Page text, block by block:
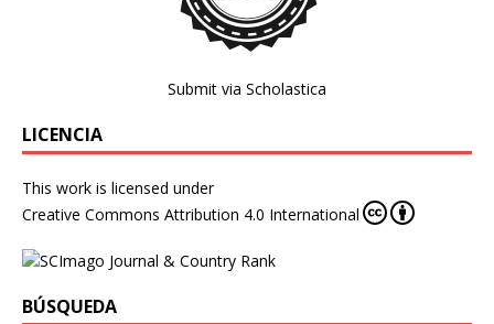
Submit via Scholastica
LICENCIA
This work is licensed under
Creative Commons Attribution 4.0 International
BÚSQUEDA